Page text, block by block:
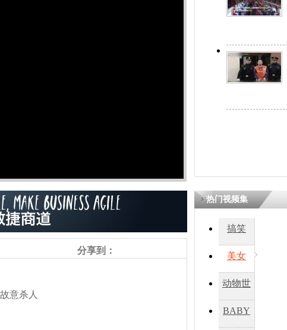
分享到：
意杀人
热门视频集
搞笑
美女
动物世
BABY